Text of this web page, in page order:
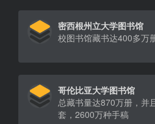
密西根州立大学图书馆
校图书馆藏书达400多万
哥伦比亚大学图书馆
总藏书量达870万册，并
套，2600万种手稿